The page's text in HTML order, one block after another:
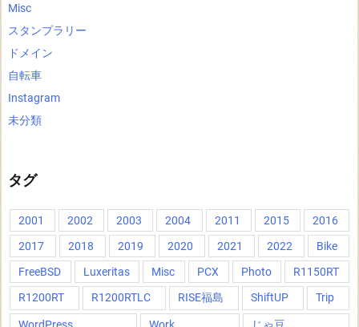
Misc
スタンプラリー
ドメイン
自転車
Instagram
未分類
タグ
2001 2002 2003 2004 2011 2015
2016
2017
2018 2019 2020 2021 2022
Bike
FreeBSD
Luxeritas Misc PCX Photo
R1150RT
R1200RT
R1200RTLC RISE福島 ShiftUP Trip